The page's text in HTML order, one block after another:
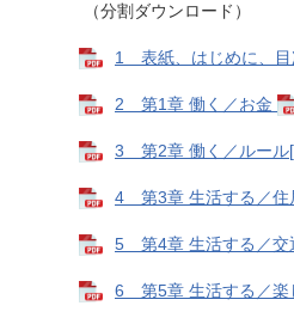
（分割ダウンロード）
1 表紙、はじめに、目
2 第1章 働く／お金
3 第2章 働く／ルール
4 第3章 生活する／住
5 第4章 生活する／交
6 第5章 生活する／楽